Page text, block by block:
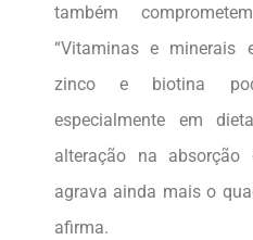
também
“Vitaminas e minerais
zinco e biotina
especialmente em
alteração na
agrava ainda mais o
afirma.